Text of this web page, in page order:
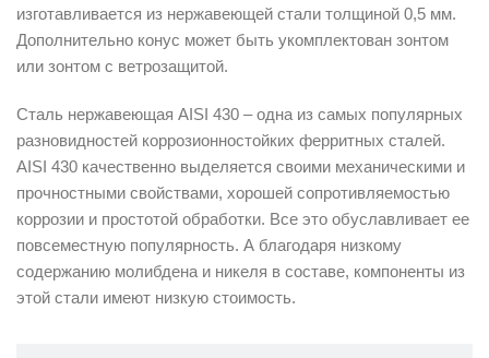
изготавливается из нержавеющей стали толщиной 0,5 мм.
Дополнительно конус может быть укомплектован зонтом
или зонтом с ветрозащитой.
Сталь нержавеющая AISI 430 – одна из самых популярных
разновидностей коррозионностойких ферритных сталей.
AISI 430 качественно выделяется своими механическими и
прочностными свойствами, хорошей сопротивляемостью
коррозии и простотой обработки. Все это обуславливает ее
повсеместную популярность. А благодаря низкому
содержанию молибдена и никеля в составе, компоненты из
этой стали имеют низкую стоимость.